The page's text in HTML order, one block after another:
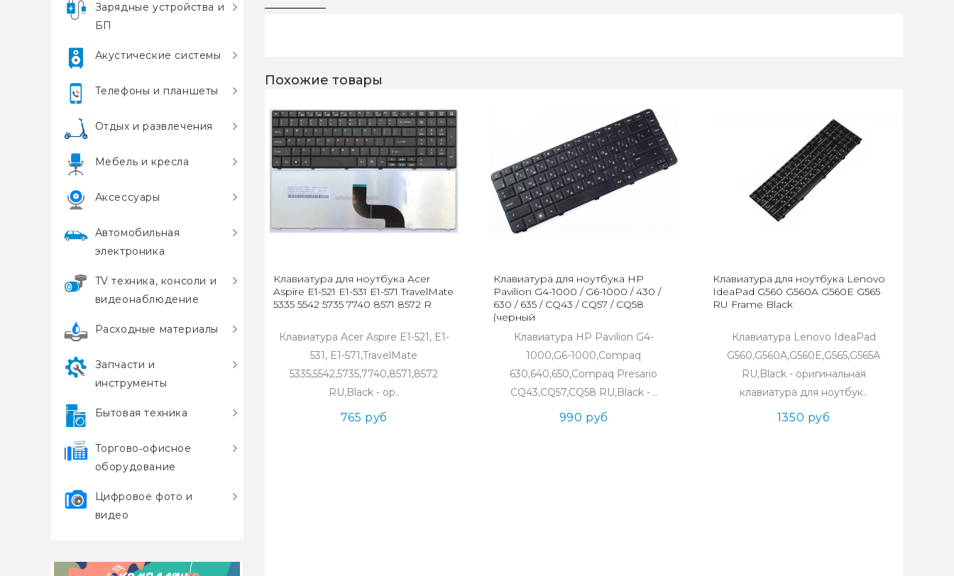
Зарядные устройства и
БП
Акустические системы
Телефоны и планшеты
Отдых и развлечения
Мебель и кресла
Аксессуары
Автомобильная
электроника
TV техника, консоли и
видеонаблюдение
Расходные материалы
Запчасти и
инструменты
Бытовая техника
Торгово‑офисное
оборудование
Цифровое фото и
видео
Похожие товары
Клавиатура для ноутбука Acer
Aspire E1-521 E1-531 E1-571 TravelMate
5335 5542 5735 7740 8571 8572 R
Клавиатура Acer Aspire E1-521, E1-
531, E1-571,TravelMate
5335,5542,5735,7740,8571,8572
RU,Black - ор..
765 руб
Клавиатура для ноутбука HP
Pavilion G4-1000 / G6-1000 / 430 /
630 / 635 / CQ43 / CQ57 / CQ58
(черный
Клавиатура HP Pavilion G4-
1000,G6-1000,Compaq
630,640,650,Compaq Presario
CQ43,CQ57,CQ58 RU,Black - ..
990 руб
Клавиатура для ноутбука Lenovo
IdeaPad G560 G560A G560E G565
RU Frame Black
Клавиатура Lenovo IdeaPad
G560,G560A,G560E,G565,G565A
RU,Black - оригинальная
клавиатура для ноутбук..
1350 руб